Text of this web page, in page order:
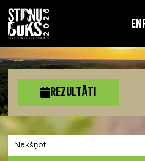
EN
REZULTĀTI
Izvēlies sadaļu